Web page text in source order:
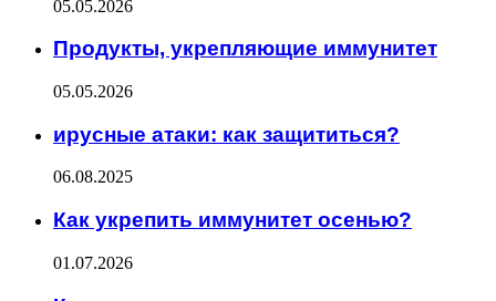
05.05.2026
Продукты, укрепляющие иммунитет
05.05.2026
ирусные атаки: как защититься?
06.08.2025
Как укрепить иммунитет осенью?
01.07.2026